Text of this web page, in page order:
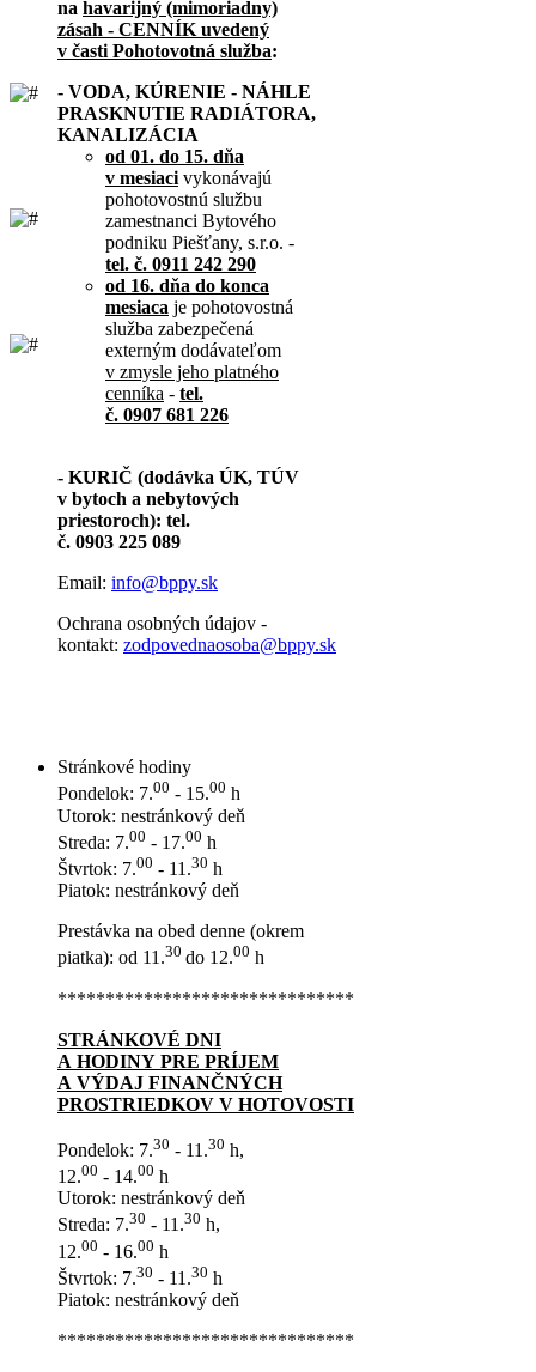
na havarijný (mimoriadny)
zásah - CENNÍK uvedený
v časti Pohotovotná služba:
- VODA, KÚRENIE - NÁHLE
PRASKNUTIE RADIÁTORA,
KANALIZÁCIA
od 01. do 15. dňa
v mesiaci vykonávajú
pohotovostnú službu
zamestnanci Bytového
podniku Piešťany, s.r.o. -
tel. č. 0911 242 290
od 16. dňa do konca
mesiaca je pohotovostná
služba zabezpečená
externým dodávateľom
v zmysle jeho platného
cenníka - tel.
č. 0907 681 226
- KURIČ (dodávka ÚK, TÚV
v bytoch a nebytových
priestoroch): tel.
č. 0903 225 089
Email: info@bppy.sk
Ochrana osobných údajov -
kontakt: zodpovednaosoba@bppy.sk
Stránkové hodiny
Pondelok: 7.00 - 15.00 h
Utorok: nestránkový deň
Streda: 7.00 - 17.00 h
Štvrtok: 7.00 - 11.30 h
Piatok: nestránkový deň
Prestávka na obed denne (okrem
piatka): od 11.30 do 12.00 h
*******************************
STRÁNKOVÉ DNI
A HODINY PRE PRÍJEM
A VÝDAJ FINANČNÝCH
PROSTRIEDKOV V HOTOVOSTI
Pondelok: 7.30 - 11.30 h,
12.00 - 14.00 h
Utorok: nestránkový deň
Streda: 7.30 - 11.30 h,
12.00 - 16.00 h
Štvrtok: 7.30 - 11.30 h
Piatok: nestránkový deň
*******************************